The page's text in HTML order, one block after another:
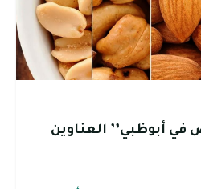
أبوظبي’’ العناوين